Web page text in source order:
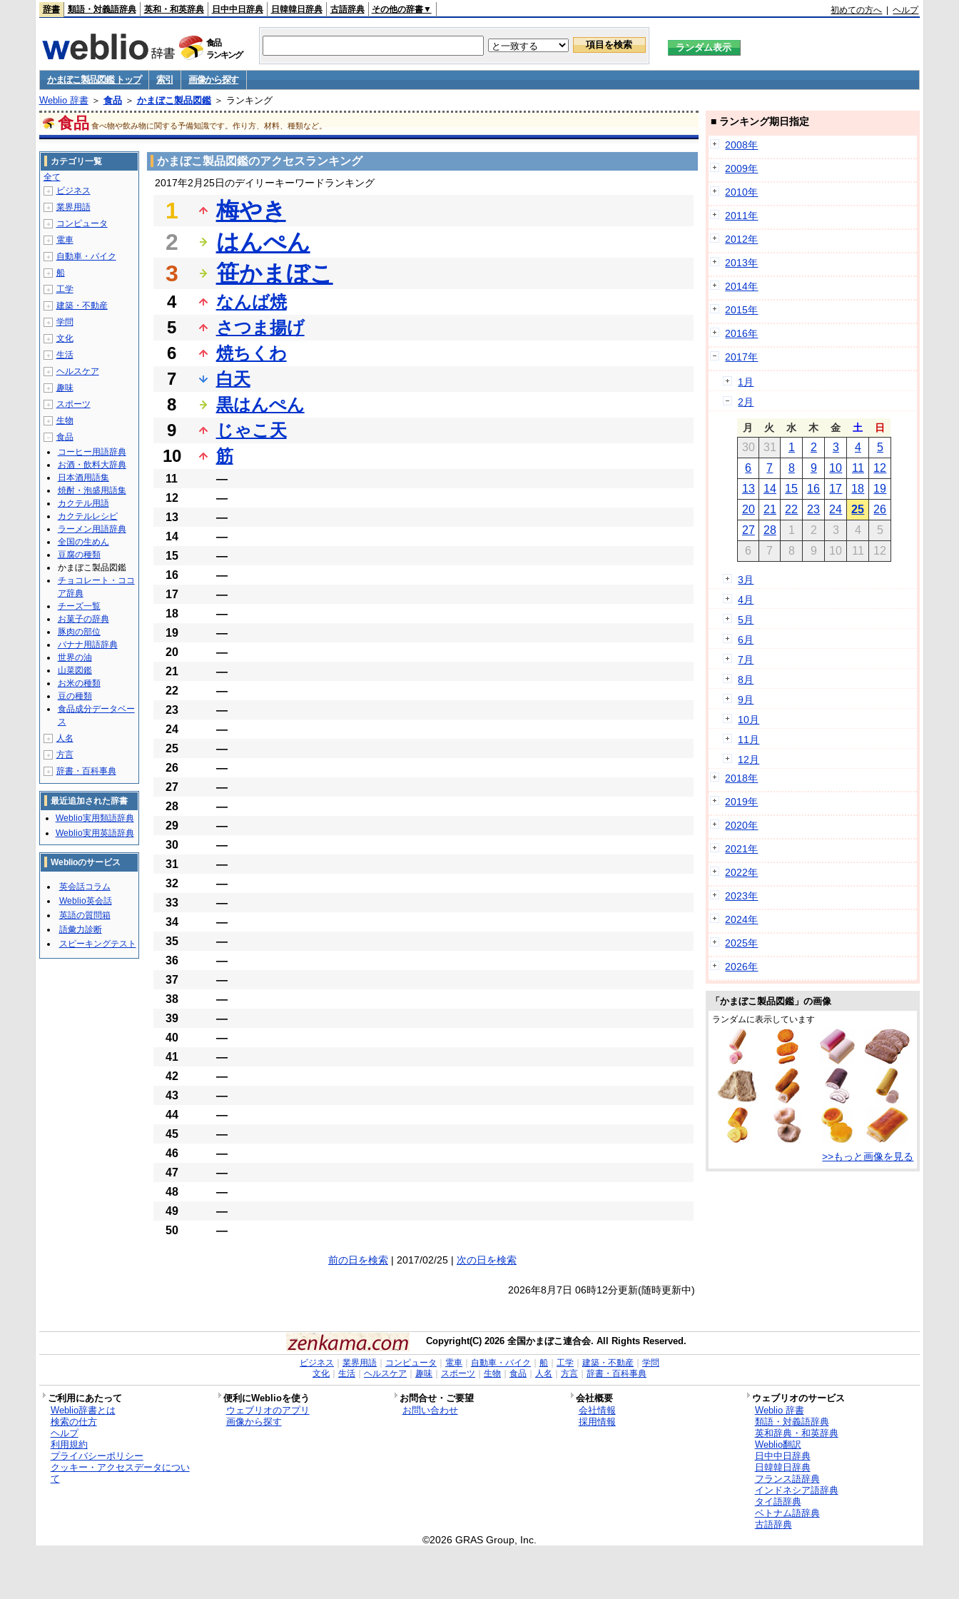
辞書 類語・対義語辞典 英和・和英辞典 日中中日辞典 日韓韓日辞典 古語辞典 その他の辞書▼ 初めての方へ |ヘルプ
食品
ランキング
かまぼこ製品図鑑 トップ 索引
画像から探す
Weblio 辞書＞ 食品＞ かまぼこ製品図鑑＞ ランキング
食品 食べ物や飲み物に関する予備知識です。作り方、材料、種類など。
かまぼこ製品図鑑のアクセスランキング
2017年2月25日のデイリーキーワードランキング
1
梅やき
2
はんぺん
3
笹かまぼこ
4
なんば焼
5
さつま揚げ
6
焼ちくわ
7
白天
8
黒はんぺん
9
じゃこ天
10
筋
11
―
12
―
13
―
14
―
15
―
16
―
17
―
18
―
19
―
20
―
21
―
22
―
23
―
24
―
25
―
26
―
27
―
28
―
29
―
30
―
31
―
32
―
33
―
34
―
35
―
36
―
37
―
38
―
39
―
40
―
41
―
42
―
43
―
44
―
45
―
46
―
47
―
48
―
49
―
50
―
前の日を検索| 2017/02/25 | 次の日を検索
2026年8月7日 06時12分更新(随時更新中)
カテゴリ一覧
全て
＋ ビジネス
＋ 業界用語
＋ コンピュータ
＋ 電車
＋ 自動車・バイク
＋ 船
＋ 工学
＋ 建築・不動産
＋ 学問
＋ 文化
＋ 生活
＋ ヘルスケア
＋ 趣味
＋ スポーツ
＋ 生物
－
食品
コーヒー用語辞典
お酒・飲料大辞典
日本酒用語集
焼酎・泡盛用語集
カクテル用語
カクテルレシピ
ラーメン用語辞典
全国の生めん
豆腐の種類
かまぼこ製品図鑑
チョコレート・ココ
ア辞典
チーズ一覧
お菓子の辞典
豚肉の部位
バナナ用語辞典
世界の油
山菜図鑑
お米の種類
豆の種類
食品成分データベー
ス
＋ 人名
＋ 方言
＋ 辞書・百科事典
最近追加された辞書
Weblio実用類語辞典
Weblio実用英語辞典
Weblioのサービス
英会話コラム
Weblio英会話
英語の質問箱
語彙力診断
スピーキングテスト
■ ランキング期日指定
2008年
2009年
2010年
2011年
2012年
2013年
2014年
2015年
2016年
2017年
1月
2月
月 火 水 木 金 土 日
30 31 1 2 3 4
5
6
7 8 9 10 11
12
13
14 15 16 17 18
19
20
21 22 23 24 25
26
27
28 1 2 3 4
5
6
7 8 9 10 11 12
3月
4月
5月
6月
7月
8月
9月
10月
11月
12月
2018年
2019年
2020年
2021年
2022年
2023年
2024年
2025年
2026年
「かまぼこ製品図鑑」の画像
ランダムに表示しています
>>もっと画像を見る
Copyright(C) 2026 全国かまぼこ連合会. All Rights Reserved.
ビジネス 業界用語｜ コンピュータ 電車｜ 自動車・バイク 船｜ 工学｜ 建築・不動産｜ 学問
文化｜ 生活｜ ヘルスケア 趣味｜ スポーツ 生物 食品｜ 人名 方言｜ 辞書・百科事典
ご利用にあたって 便利にWeblioを使う お問合せ・ご要望 会社概要
ウェブリオのサービス
Weblio辞書とは
検索の仕方
ヘルプ
利用規約
プライバシーポリシー
クッキー・アクセスデータについ
て
ウェブリオのアプリ
画像から探す
お問い合わせ
会社情報
採用情報
Weblio 辞書
類語・対義語辞典
英和辞典・和英辞典
Weblio翻訳
日中中日辞典
日韓韓日辞典
フランス語辞典
インドネシア語辞典
タイ語辞典
ベトナム語辞典
古語辞典
©2026 GRAS Group, Inc.